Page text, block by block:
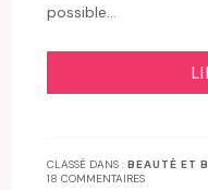
possible…
CLASSÉ DANS :BEAUTÉ ET
18 COMMENTAIRES